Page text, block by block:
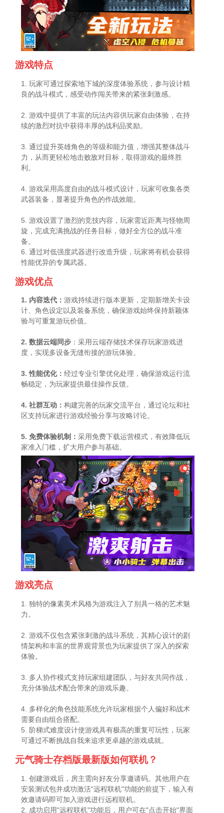
游戏特点
1. 玩家可通过探索地下城的深度体验系统，参与设计精
良的战斗模式，感受动作闯关带来的紧张刺激感。
2. 游戏中提供了丰富的玩法内容供玩家自由体验，在持
续的激烈对抗中获得丰厚的战利品奖励。
3. 通过提升英雄角色的等级和能力值，增强其整体战斗
力，从而更轻松地击败敌对目标，取得游戏的最终胜
利。
4. 游戏采用高度自由的战斗模式设计，玩家可收集各类
武器装备，显著提升角色的作战效能。
5. 游戏设置了激烈的竞技内容，玩家需近距离与怪物周
旋，完成充满挑战的任务目标，做好全方位的战斗准
备。
6. 通过对低强度武器进行改造升级，玩家将有机会获得
性能优异的专属武器。
游戏优点
1. 内容迭代：游戏持续进行版本更新，定期新增关卡设
计、角色设定以及装备系统，确保游戏始终保持新颖体
验与可重复游玩价值。
2. 数据云端同步 ：采用云端存储技术保存玩家游戏进
度，实现多设备无缝衔接的游玩体验。
3. 性能优化：经过专业引擎优化处理，确保游戏运行流
畅稳定，为玩家提供最佳操作反馈。
4. 社群互动：构建完善的玩家交流平台，通过论坛和社
区支持玩家进行游戏经验分享与攻略讨论。
5. 免费体验机制：采用免费下载运营模式，有效降低玩
家准入门槛，扩大用户参与基础。
游戏亮点
1. 独特的像素美术风格为游戏注入了别具一格的艺术魅
力。
2. 游戏不仅包含紧张刺激的战斗系统，其精心设计的剧
情架构和丰富的世界观背景也为玩家提供了深入的探索
体验。
3. 多人协作模式支持玩家组建团队，与好友共同作战，
充分体验战术配合带来的游戏乐趣。
4. 多样化的角色技能系统允许玩家根据个人偏好和战术
需要自由组合搭配。
5. 阶梯式难度设计使游戏具有极高的重复可玩性，玩家
可通过不断挑战自我来追求更卓越的游戏成就。
元气骑士存档版最新版如何联机？
1. 创建游戏后，房主需向好友分享邀请码。其他用户在
安装测试包并成功激活"远程联机"功能的前提下，输入有
效邀请码即可加入游戏进行远程联机。
2. 成功启用"远程联机"功能后，用户可在"点击开始"界面